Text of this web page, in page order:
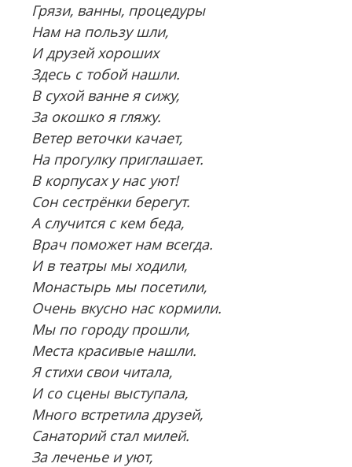
Грязи, ванны, процедуры
Нам на пользу шли,
И друзей хороших
Здесь с тобой нашли.
В сухой ванне я сижу,
За окошко я гляжу.
Ветер веточки качает,
На прогулку приглашает.
В корпусах у нас уют!
Сон сестрёнки берегут.
А случится с кем беда,
Врач поможет нам всегда.
И в театры мы ходили,
Монастырь мы посетили,
Очень вкусно нас кормили.
Мы по городу прошли,
Места красивые нашли.
Я стихи свои читала,
И со сцены выступала,
Много встретила друзей,
Санаторий стал милей.
За леченье и уют,